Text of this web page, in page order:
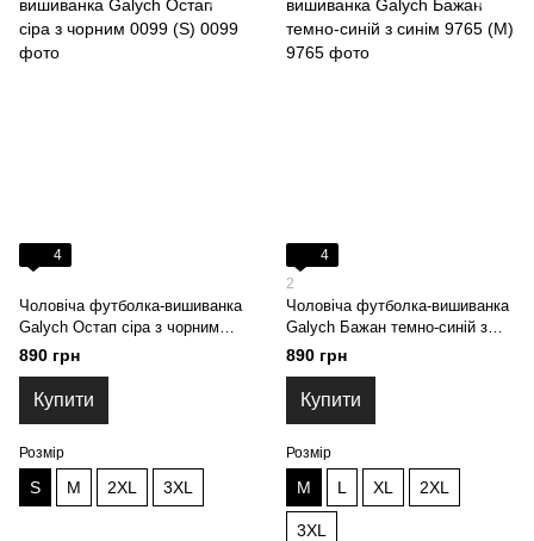
4
Чоловіча футболка-вишиванка
Galych Остап сіра з чорним
0099 (S)
890 грн
Купити
Розмір
S M 2XL 3XL
4
2
Чоловіча футболка-вишиванка
Galych Бажан темно-синій з
синім 9765 (M)
890 грн
Купити
Розмір
M L XL 2XL
3XL